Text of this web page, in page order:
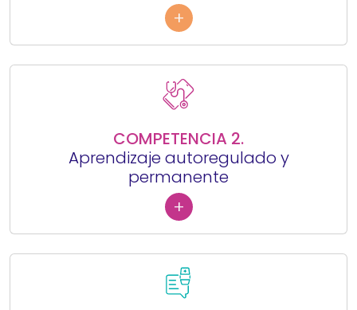
+
COMPETENCIA 2.
Aprendizaje autoregulado y
permanente
+